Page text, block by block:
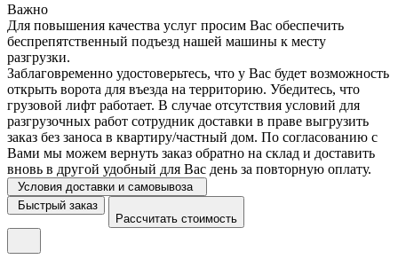
Важно
Для повышения качества услуг просим Вас обеспечить
беспрепятственный подъезд нашей машины к месту
разгрузки.
Заблаговременно удостоверьтесь, что у Вас будет возможность
открыть ворота для въезда на территорию. Убедитесь, что
грузовой лифт работает. В случае отсутствия условий для
разгрузочных работ сотрудник доставки в праве выгрузить
заказ без заноса в квартиру/частный дом. По согласованию с
Вами мы можем вернуть заказ обратно на склад и доставить
вновь в другой удобный для Вас день за повторную оплату.
Условия доставки и самовывоза
Быстрый заказ
Рассчитать стоимость